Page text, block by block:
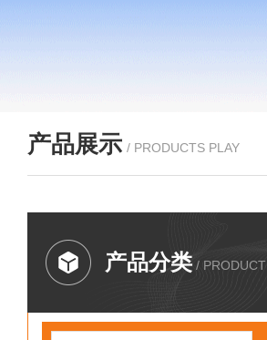
产品展示 / PRODUCTS PLAY
产品分类 / PRODUCT